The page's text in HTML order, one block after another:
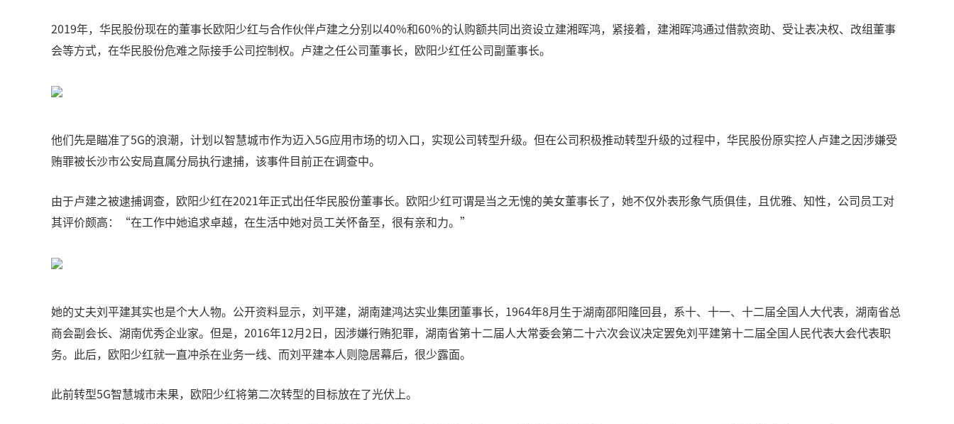
2019年，华民股份现在的董事长欧阳少红与合作伙伴卢建之分别以40%和60%的认购额共同出资设立建湘晖鸿，紧接着，建湘晖鸿通过借款资助、受让表决权、改组董事
会等方式，在华民股份危难之际接手公司控制权。卢建之任公司董事长，欧阳少红任公司副董事长。
他们先是瞄准了5G的浪潮，计划以智慧城市作为迈入5G应用市场的切入口，实现公司转型升级。但在公司积极推动转型升级的过程中，华民股份原实控人卢建之因涉嫌受
贿罪被长沙市公安局直属分局执行逮捕，该事件目前正在调查中。
由于卢建之被逮捕调查，欧阳少红在2021年正式出任华民股份董事长。欧阳少红可谓是当之无愧的美女董事长了，她不仅外表形象气质俱佳，且优雅、知性，公司员工对
其评价颇高：“在工作中她追求卓越，在生活中她对员工关怀备至，很有亲和力。”
她的丈夫刘平建其实也是个大人物。公开资料显示，刘平建，湖南建鸿达实业集团董事长，1964年8月生于湖南邵阳隆回县，系十、十一、十二届全国人大代表，湖南省总
商会副会长、湖南优秀企业家。但是，2016年12月2日，因涉嫌行贿犯罪，湖南省第十二届人大常委会第二十六次会议决定罢免刘平建第十二届全国人民代表大会代表职
务。此后，欧阳少红就一直冲杀在业务一线、而刘平建本人则隐居幕后，很少露面。
此前转型5G智慧城市未果，欧阳少红将第二次转型的目标放在了光伏上。